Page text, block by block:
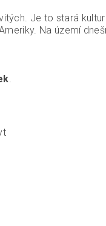
Je to stará
Na území
.